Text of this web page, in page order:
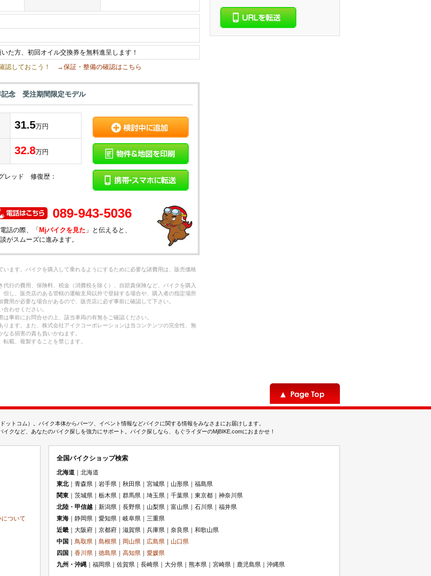
た方、初回オイル交換券を無料進呈します！
認しておこう！
→保証・整備の確認はこちら
記念 受注期間限定モデル
31.5万円
32.8万円
ッド 修復歴：
089-943-5036
話の際、「 Mjバイクを見た 」と伝えると、
がスムーズに進みます。
ます。バイクを購入して乗れるようにするために必要な諸費用は、販売価格
行の費用、保険料、税金（消費税を除く）、自賠責保険など、バイクを購入
し、販売店のある管轄の運輸支局以外で登録する場合や、購入者の指定場所
用が必要な場合があるので、販売店に必ず事前に確認して下さい。
わせください。
事前にお問合せの上、該当車両の有無をご確認ください。
ます。また、株式会社アイクコーポレーションは当コンテンツの完全性、無
る損害の責も負いかねます。
載、複製することを禁じます。
ットコム）。バイク本体からパーツ、イベント情報などバイクに関する情報をみなさまにお届けします。
クなど、あなたのバイク探しを強力にサポート。バイク探しなら、もぐライダーのMjBIKE.comにおまかせ！
ついて
全国バイクショップ検索
北海道 ｜北海道
東北｜青森県｜岩手県｜秋田県｜宮城県｜山形県｜福島県
関東 ｜茨城県｜栃木県｜群馬県｜埼玉県｜千葉県｜東京都｜神奈川県
北陸・甲信越 ｜新潟県｜長野県｜山梨県｜富山県｜石川県｜福井県
東海 ｜静岡県｜愛知県｜岐阜県｜三重県
近畿 ｜大阪府｜京都府｜滋賀県｜兵庫県｜奈良県｜和歌山県
中国
鳥取県 島根県 岡山県 広島県
山口県
四国
香川県 徳島県 高知県
愛媛県
九州・沖縄 ｜福岡県｜佐賀県｜長崎県｜大分県｜熊本県｜宮崎県｜鹿児島県｜沖縄県